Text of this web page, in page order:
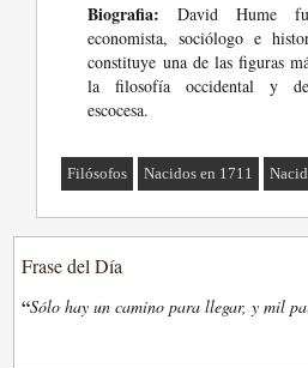
Biografia: David Hume
economista, sociólogo e
constituye una de las figuras
la filosofía occidental y
escocesa.
Filósofos Nacidos en 1711
Frase del Día
“Sólo hay un camino para llegar, y mil